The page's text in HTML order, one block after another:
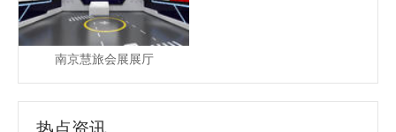
南京慧旅会展展厅